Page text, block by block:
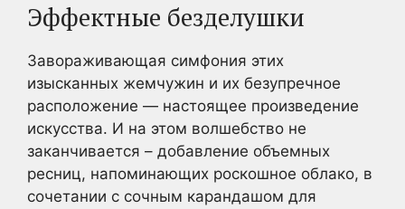
Эффектные безделушки
Завораживающая симфония этих
изысканных жемчужин и их безупречное
расположение — настоящее произведение
искусства. И на этом волшебство не
заканчивается – добавление объемных
ресниц, напоминающих роскошное облако, в
сочетании с сочным карандашом для